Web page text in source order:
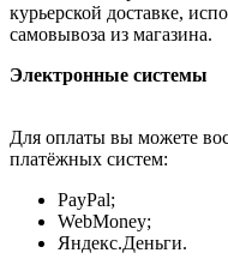
курьерской доставке,
самовывоза из магазина.
Электронные системы
Для оплаты вы можете
платёжных систем:
PayPal;
WebMoney;
Яндекс.Деньги.